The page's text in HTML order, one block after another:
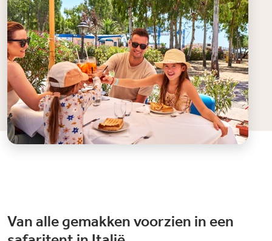
Van alle gemakken voorzien in een